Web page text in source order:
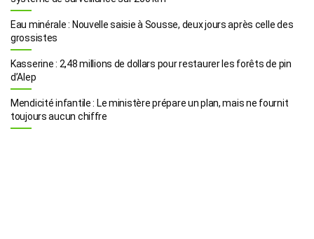
Eau minérale : Nouvelle saisie à Sousse, deux jours après celle des
grossistes
Kasserine : 2,48 millions de dollars pour restaurer les forêts de pin
d’Alep
Mendicité infantile : Le ministère prépare un plan, mais ne fournit
toujours aucun chiffre